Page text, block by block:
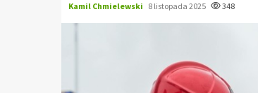
Kamil Chmielewski 8 listopada 2025 348